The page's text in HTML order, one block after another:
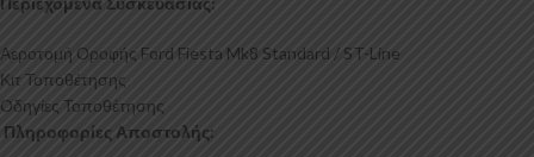
Αεροτομή Οροφής Ford Fiesta Mk8 Standard / ST-Line
Κιτ Τοποθέτησης
Οδηγίες Τοποθέτησης
Πληροφορίες Αποστολής: